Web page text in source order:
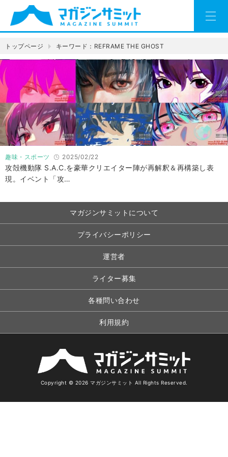
トップページ キーワード：REFRAME THE GHOST
趣味・スポーツ 2025/02/22
攻殻機動隊 S.A.C.を豪華クリエイター陣が再解釈＆再構築し表
現。イベント「攻…
マガジンサミットについて
プライバシーポリシー
運営者
ライター募集
各種問い合わせ
利用規約
Copyright © 2026 マガジンサミット All Rights Reserved.